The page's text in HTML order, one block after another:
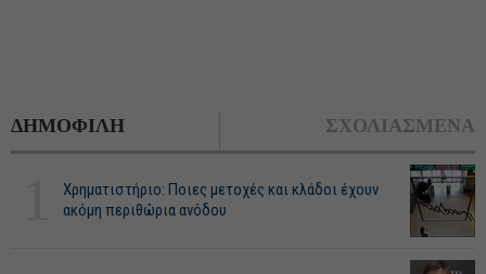
ΔΗΜΟΦΙΛΗ ΣΧΟΛΙΑΣΜΕΝΑ
Χρηματιστήριο: Ποιες μετοχές και κλάδοι έχουν
ακόμη περιθώρια ανόδου